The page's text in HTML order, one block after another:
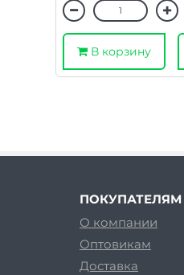
В корзину
ПОКУПАТЕЛЯМ
О компании
Оптовикам
Доставка